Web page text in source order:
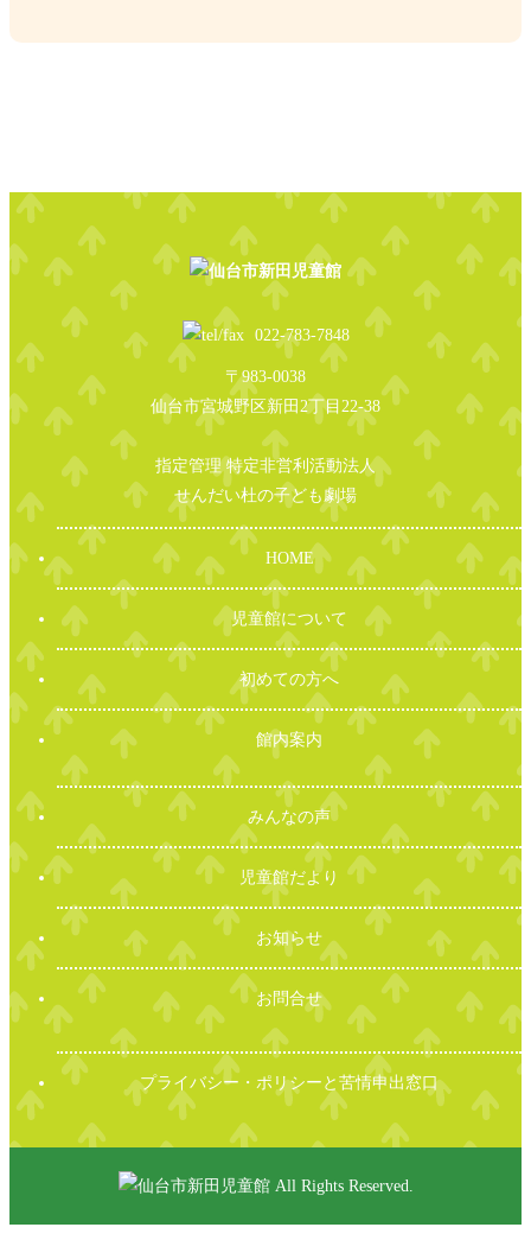
022-783-7848
〒983-0038
仙台市宮城野区新田2丁目22-38
指定管理 特定非営利活動法人
せんだい杜の子ども劇場
HOME
児童館について
初めての方へ
館内案内
みんなの声
児童館だより
お知らせ
お問合せ
プライバシー・ポリシーと苦情申出窓口